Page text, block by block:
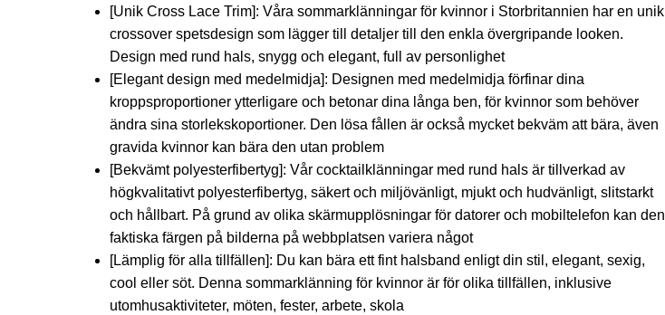
[Unik Cross Lace Trim]: Våra sommarklänningar för kvinnor i Storbritannien har en unik
crossover spetsdesign som lägger till detaljer till den enkla övergripande looken.
Design med rund hals, snygg och elegant, full av personlighet
[Elegant design med medelmidja]: Designen med medelmidja förfinar dina
kroppsproportioner ytterligare och betonar dina långa ben, för kvinnor som behöver
ändra sina storlekskoportioner. Den lösa fållen är också mycket bekväm att bära, även
gravida kvinnor kan bära den utan problem
[Bekvämt polyesterfibertyg]: Vår cocktailklänningar med rund hals är tillverkad av
högkvalitativt polyesterfibertyg, säkert och miljövänligt, mjukt och hudvänligt, slitstarkt
och hållbart. På grund av olika skärmupplösningar för datorer och mobiltelefon kan den
faktiska färgen på bilderna på webbplatsen variera något
[Lämplig för alla tillfällen]: Du kan bära ett fint halsband enligt din stil, elegant, sexig,
cool eller söt. Denna sommarklänning för kvinnor är för olika tillfällen, inklusive
utomhusaktiviteter, möten, fester, arbete, skola